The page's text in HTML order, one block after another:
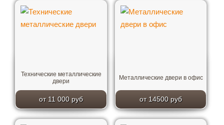
Технические металлические
двери
от 11 000 руб
Металлические двери в офис
от 14500 руб